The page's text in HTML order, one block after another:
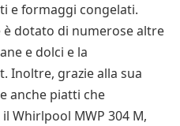
e formaggi congelati.
dotato di numerose altre
e dolci e la
Inoltre, grazie alla sua
anche piatti che
Whirlpool MWP 304 M,